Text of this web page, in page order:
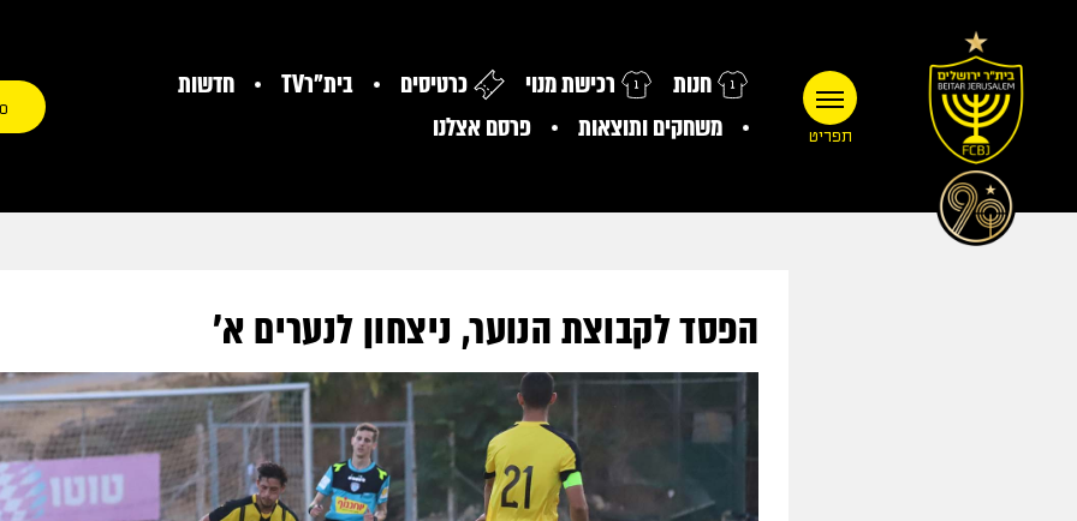
תפריט
חנות רכישת מנוי כרטיסים בית"רTV
חדשות
משחקים ותוצאות
פרסם אצלנו
0
הפסד לקבוצת הנוער, ניצחון לנערים א'